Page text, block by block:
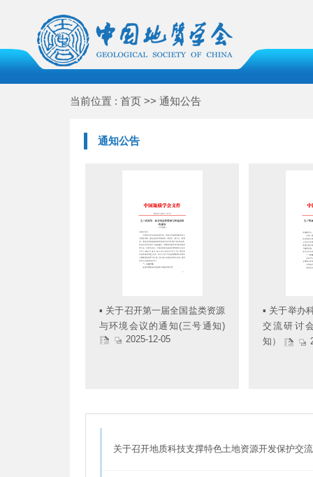
当前位置 : 首页 >> 通知公告
通知公告
▪ 关于召开第一届全国盐类资源
与环境会议的通知(三号通知)
2025-12-05
▪ 关于举办
交流研讨
知）
关于召开地质科技支撑特色土地资源开发保护交